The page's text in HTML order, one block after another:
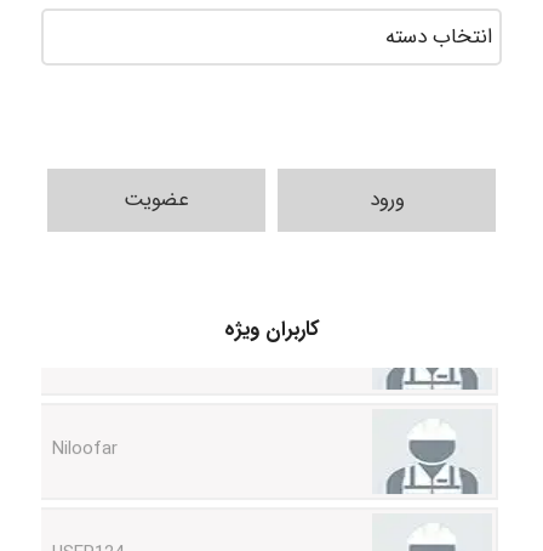
ورود عضویت
کاربران ویژه